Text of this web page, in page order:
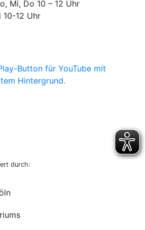
Mi, Do 10 – 12 Uhr
10-12 Uhr
durch: